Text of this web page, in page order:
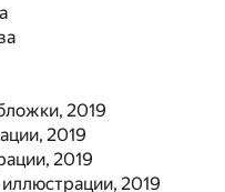
2019
2019
2019
2019